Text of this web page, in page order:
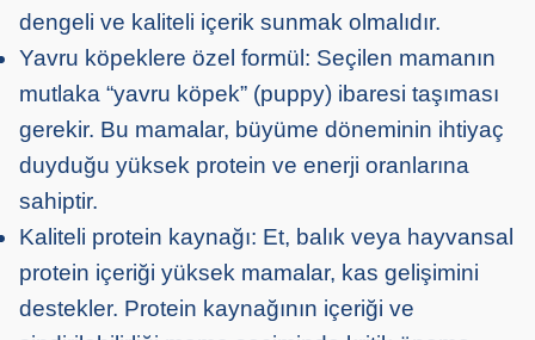
dengeli ve kaliteli içerik sunmak olmalıdır.
Yavru köpeklere özel formül: Seçilen mamanın
mutlaka “yavru köpek” (puppy) ibaresi taşıması
gerekir. Bu mamalar, büyüme döneminin ihtiyaç
duyduğu yüksek protein ve enerji oranlarına
sahiptir.
Kaliteli protein kaynağı: Et, balık veya hayvansal
protein içeriği yüksek mamalar, kas gelişimini
destekler. Protein kaynağının içeriği ve